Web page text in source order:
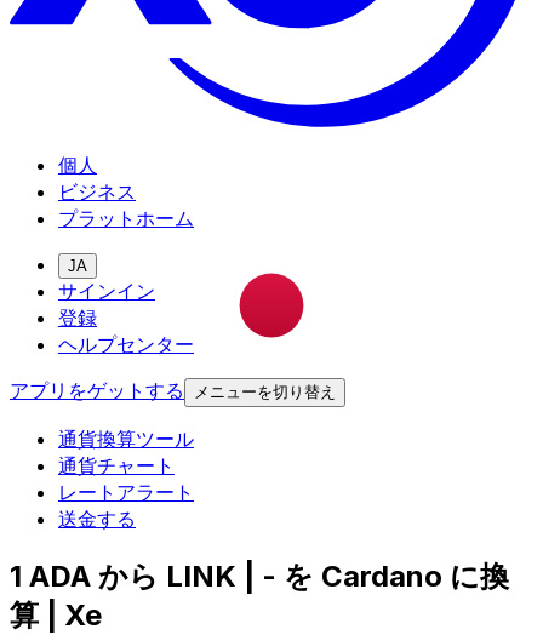
個人
ビジネス
プラットホーム
JA
サインイン
登録
ヘルプセンター
アプリをゲットする
メニューを切り替え
通貨換算ツール
通貨チャート
レートアラート
送金する
1 ADA から LINK | - を Cardano に換
算 | Xe